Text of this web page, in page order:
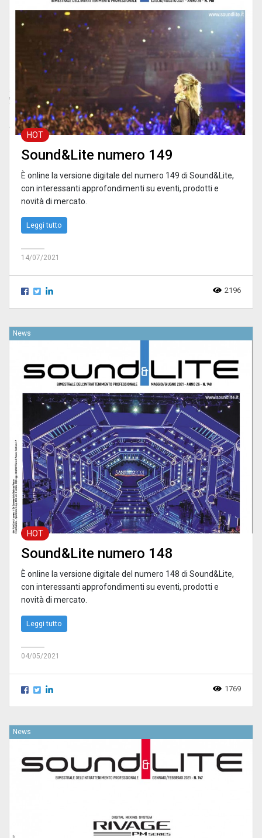
HOT
Sound&Lite numero 149
È online la versione digitale del numero 149 di Sound&Lite,
con interessanti approfondimenti su eventi, prodotti e
novità di mercato.
Leggi tutto
14/07/2021
2196
News
HOT
Sound&Lite numero 148
È online la versione digitale del numero 148 di Sound&Lite,
con interessanti approfondimenti su eventi, prodotti e
novità di mercato.
Leggi tutto
04/05/2021
1769
News